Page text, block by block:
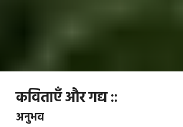
कविताएँ और गद्य ::
अनुभव